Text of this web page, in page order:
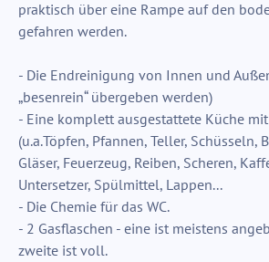
praktisch über eine Rampe auf den
gefahren werden.
- Die Endreinigung von Innen und
„besenrein“ übergeben werden)
- Eine komplett ausgestattete Küche
(u.a.Töpfen, Pfannen, Teller, Schüsseln,
Gläser, Feuerzeug, Reiben, Scheren,
Untersetzer, Spülmittel, Lappen...
- Die Chemie für das WC.
- 2 Gasflaschen - eine ist meistens
zweite ist voll.